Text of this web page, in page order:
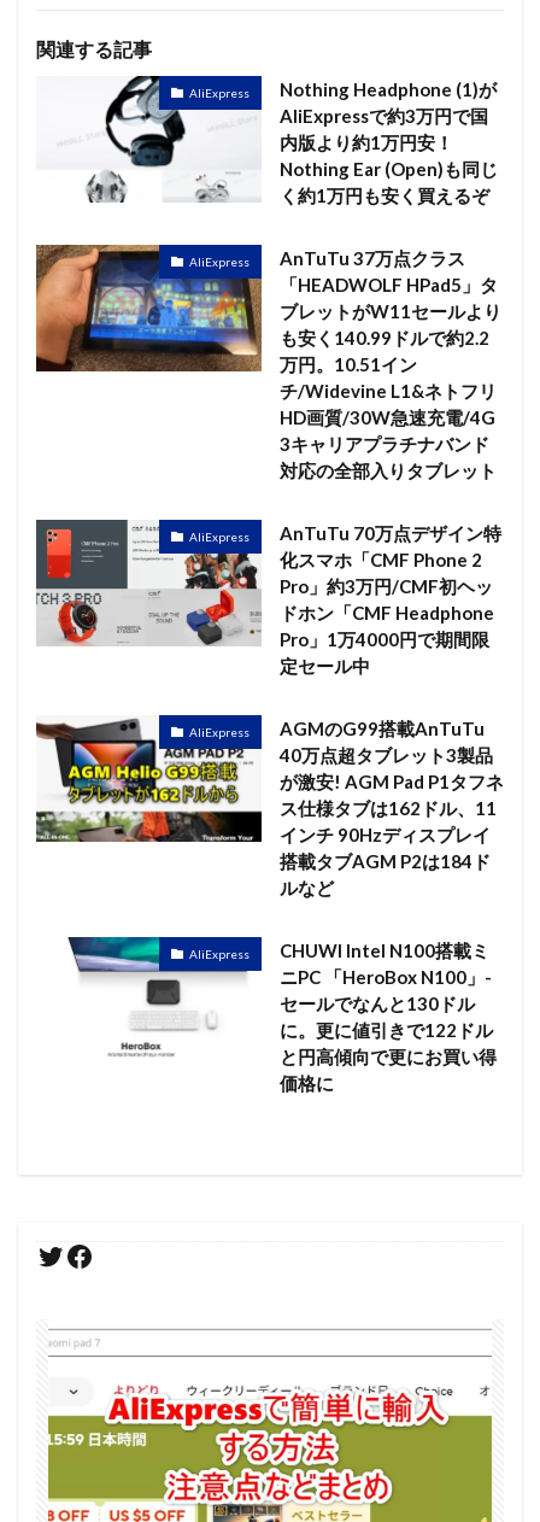
関連する記事
AliExpress
Nothing Headphone (1)が
AliExpressで約3万円で国
内版より約1万円安！
Nothing Ear (Open)も同じ
く約1万円も安く買えるぞ
AliExpress
AnTuTu 37万点クラス
「HEADWOLF HPad5」タ
ブレットがW11セールより
も安く140.99ドルで約2.2
万円。10.51イン
チ/Widevine L1&ネトフリ
HD画質/30W急速充電/4G
3キャリアプラチナバンド
対応の全部入りタブレット
AliExpress
AnTuTu 70万点デザイン特
化スマホ「CMF Phone 2
Pro」約3万円/CMF初ヘッ
ドホン「CMF Headphone
Pro」1万4000円で期間限
定セール中
AliExpress
AGMのG99搭載AnTuTu
40万点超タブレット3製品
が激安! AGM Pad P1タフネ
ス仕様タブは162ドル、11
インチ 90Hzディスプレイ
搭載タブAGM P2は184ド
ルなど
AliExpress
CHUWI Intel N100搭載ミ
ニPC 「HeroBox N100」-
セールでなんと130ドル
に。更に値引きで122ドル
と円高傾向で更にお買い得
価格に